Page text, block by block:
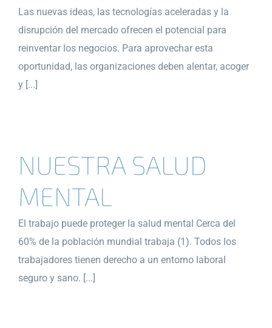
Las nuevas ideas, las tecnologías aceleradas y la
disrupción del mercado ofrecen el potencial para
reinventar los negocios. Para aprovechar esta
oportunidad, las organizaciones deben alentar, acoger
y [...]
NUESTRA SALUD
MENTAL
El trabajo puede proteger la salud mental Cerca del
60% de la población mundial trabaja (1). Todos los
trabajadores tienen derecho a un entorno laboral
seguro y sano. [...]